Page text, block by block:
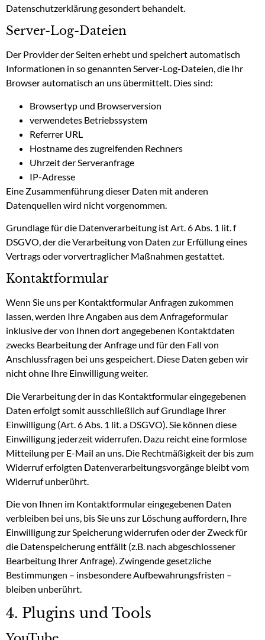
Datenschutzerklärung gesondert behandelt.
Server-Log-Dateien
Der Provider der Seiten erhebt und speichert automatisch
Informationen in so genannten Server-Log-Dateien, die Ihr
Browser automatisch an uns übermittelt. Dies sind:
Browsertyp und Browserversion
verwendetes Betriebssystem
Referrer URL
Hostname des zugreifenden Rechners
Uhrzeit der Serveranfrage
IP-Adresse
Eine Zusammenführung dieser Daten mit anderen
Datenquellen wird nicht vorgenommen.
Grundlage für die Datenverarbeitung ist Art. 6 Abs. 1 lit. f
DSGVO, der die Verarbeitung von Daten zur Erfüllung eines
Vertrags oder vorvertraglicher Maßnahmen gestattet.
Kontaktformular
Wenn Sie uns per Kontaktformular Anfragen zukommen
lassen, werden Ihre Angaben aus dem Anfrageformular
inklusive der von Ihnen dort angegebenen Kontaktdaten
zwecks Bearbeitung der Anfrage und für den Fall von
Anschlussfragen bei uns gespeichert. Diese Daten geben wir
nicht ohne Ihre Einwilligung weiter.
Die Verarbeitung der in das Kontaktformular eingegebenen
Daten erfolgt somit ausschließlich auf Grundlage Ihrer
Einwilligung (Art. 6 Abs. 1 lit. a DSGVO). Sie können diese
Einwilligung jederzeit widerrufen. Dazu reicht eine formlose
Mitteilung per E-Mail an uns. Die Rechtmäßigkeit der bis zum
Widerruf erfolgten Datenverarbeitungsvorgänge bleibt vom
Widerruf unberührt.
Die von Ihnen im Kontaktformular eingegebenen Daten
verbleiben bei uns, bis Sie uns zur Löschung auffordern, Ihre
Einwilligung zur Speicherung widerrufen oder der Zweck für
die Datenspeicherung entfällt (z.B. nach abgeschlossener
Bearbeitung Ihrer Anfrage). Zwingende gesetzliche
Bestimmungen – insbesondere Aufbewahrungsfristen –
bleiben unberührt.
4. Plugins und Tools